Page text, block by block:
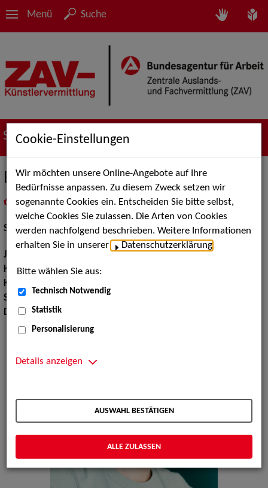
Menü Suche
Suche nach Künstler*innen
Benjamin Hirt
als PDF speichern
inMeine Merklistelegen
Schauspiel:Film und TV
Jahrgang:
Körpergröße:190 cm
Konfektionsgröße:
Sprachen:
Dialekte:Schwäbisch
Cookie-Einstellungen
Wir möchten unsere Online-Angebote auf Ihre
Bedürfnisse anpassen. Zu diesem Zweck setzen wir
sogenannte Cookies ein. Entscheiden Sie bitte selbst,
welche Cookies Sie zulassen. Die Arten von Cookies
werden nachfolgend beschrieben. Weitere Informationen
erhalten Sie in unserer
Datenschutzerklärung
Bitte wählen Sie aus:
Technisch Notwendig
Statistik
Personalisierung
Details anzeigen
AUSWAHL BESTÄTIGEN
ALLE ZULASSEN